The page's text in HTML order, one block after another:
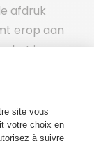
afdruk
erop aan
het jaar
de
gratis heeft
bedrijf
zal dan
aan de